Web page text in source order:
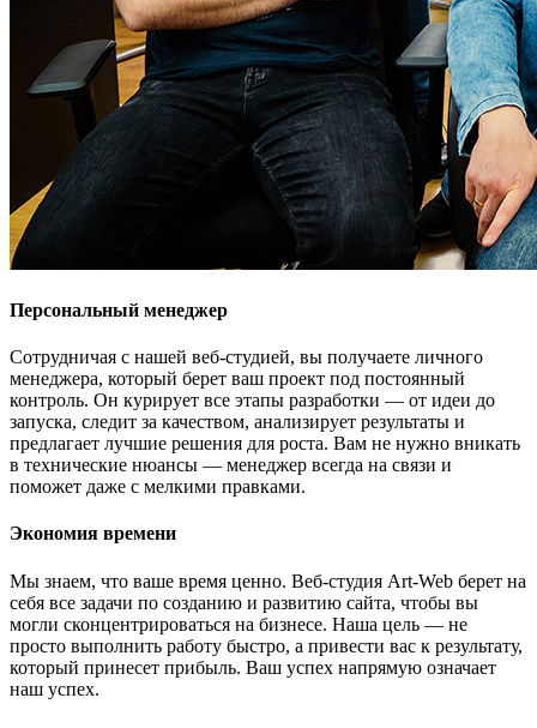
Персональный менеджер
Сотрудничая с нашей веб-студией, вы получаете личного
менеджера, который берет ваш проект под постоянный
контроль. Он курирует все этапы разработки — от идеи до
запуска, следит за качеством, анализирует результаты и
предлагает лучшие решения для роста. Вам не нужно вникать
в технические нюансы — менеджер всегда на связи и
поможет даже с мелкими правками.
Экономия времени
Мы знаем, что ваше время ценно. Веб-студия Art-Web берет на
себя все задачи по созданию и развитию сайта, чтобы вы
могли сконцентрироваться на бизнесе. Наша цель — не
просто выполнить работу быстро, а привести вас к результату,
который принесет прибыль. Ваш успех напрямую означает
наш успех.